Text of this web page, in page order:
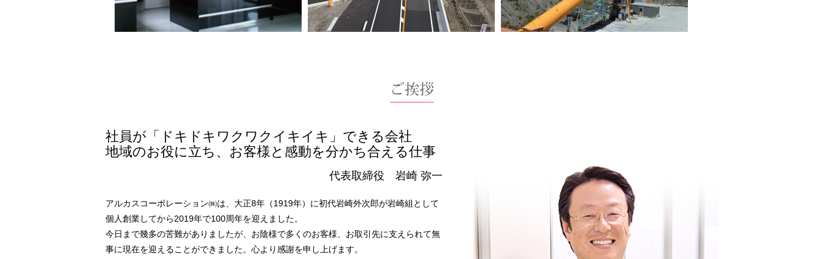
社員が「ドキドキワクワクイキイキ」できる会社
地域のお役に立ち、お客様と感動を分かち合える仕事
代表取締役 岩崎 弥一
アルカスコーポレーション㈱は、大正8年（1919年）に初代岩崎外次郎が岩崎組として
個人創業してから2019年で100周年を迎えました。
今日まで幾多の苦難がありましたが、お陰様で多くのお客様、お取引先に支えられて無
事に現在を迎えることができました。心より感謝を申し上げます。